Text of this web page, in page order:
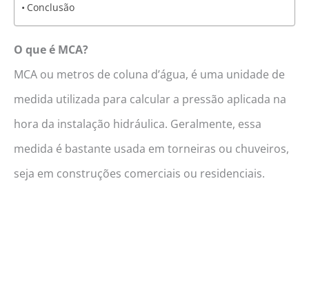
Conclusão
O que é MCA?
MCA ou metros de coluna d’água, é uma unidade de
medida utilizada para calcular a pressão aplicada na
hora da instalação hidráulica. Geralmente, essa
medida é bastante usada em torneiras ou chuveiros,
seja em construções comerciais ou residenciais.